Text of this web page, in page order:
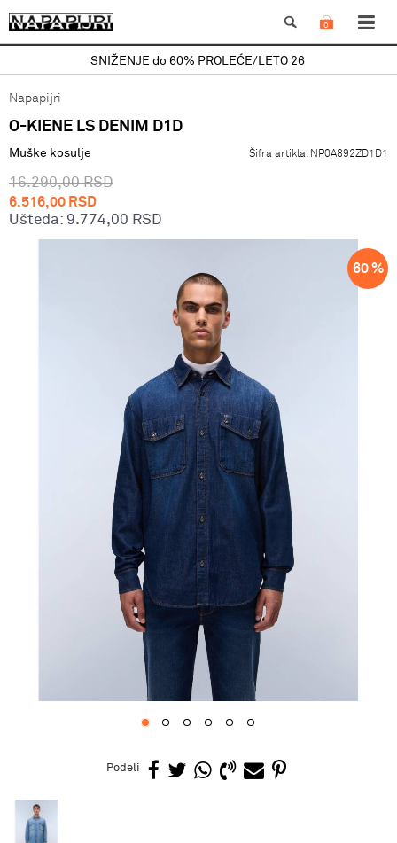
0
SNIŽENJE do 60% PROLEĆE/LETO 26
Napapijri
O-KIENE LS DENIM D1D
Muške kosulje Šifra artikla: NP0A892ZD1D1
16.290,00 RSD
6.516,00 RSD
Ušteda: 9.774,00 RSD
60 %
Podeli